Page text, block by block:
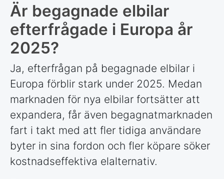
Är begagnade elbilar
efterfrågade i Europa år
2025?
Ja, efterfrågan på begagnade elbilar i
Europa förblir stark under 2025. Medan
marknaden för nya elbilar fortsätter att
expandera, får även begagnatmarknaden
fart i takt med att fler tidiga användare
byter in sina fordon och fler köpare söker
kostnadseffektiva elalternativ.